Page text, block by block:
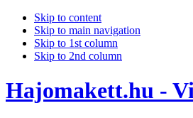
Skip to content
Skip to main navigation
Skip to 1st column
Skip to 2nd column
Hajomakett.hu -